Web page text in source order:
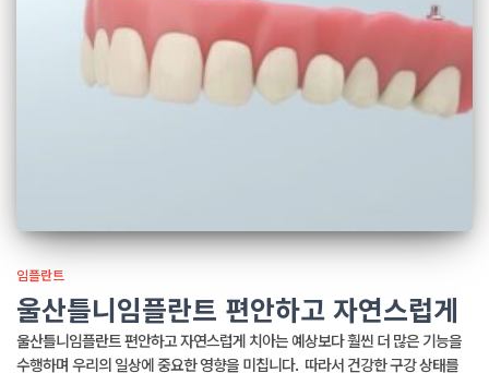
임플란트
울산틀니임플란트 편안하고 자연스럽게
울산틀니임플란트 편안하고 자연스럽게 치아는 예상보다 훨씬 더 많은 기능을
수행하며 우리의 일상에 중요한 영향을 미칩니다. ​ 따라서 건강한 구강 상태를